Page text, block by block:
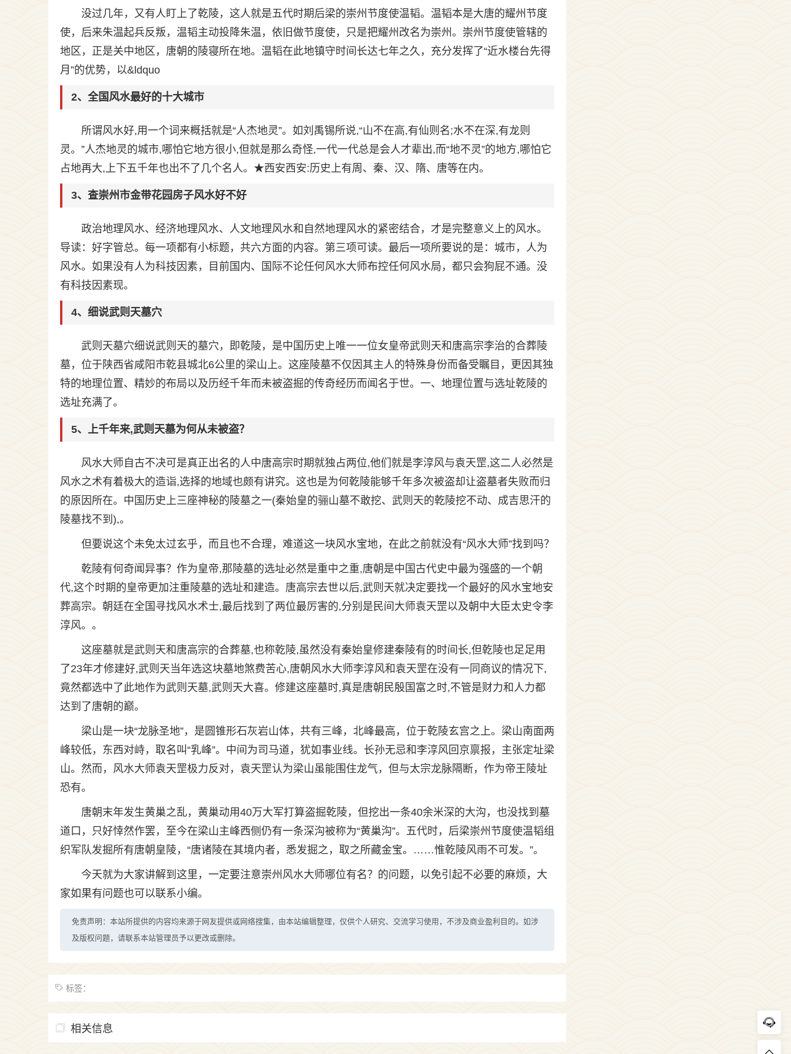
没过几年，又有人盯上了乾陵，这人就是五代时期后梁的崇州节度使温韬。温韬本是大唐的耀州节度
使，后来朱温起兵反叛，温韬主动投降朱温，依旧做节度使，只是把耀州改名为崇州。崇州节度使管辖的
地区，正是关中地区，唐朝的陵寝所在地。温韬在此地镇守时间长达七年之久，充分发挥了“近水楼台先得
月”的优势，以&ldquo
2、全国风水最好的十大城市
所谓风水好,用一个词来概括就是“人杰地灵”。如刘禹锡所说,“山不在高,有仙则名;水不在深,有龙则
灵。”人杰地灵的城市,哪怕它地方很小,但就是那么奇怪,一代一代总是会人才辈出,而“地不灵”的地方,哪怕它
占地再大,上下五千年也出不了几个名人。★西安西安:历史上有周、秦、汉、隋、唐等在内。
3、查崇州市金带花园房子风水好不好
政治地理风水、经济地理风水、人文地理风水和自然地理风水的紧密结合，才是完整意义上的风水。
导读：好字管总。每一项都有小标题，共六方面的内容。第三项可读。最后一项所要说的是：城市，人为
风水。如果没有人为科技因素，目前国内、国际不论任何风水大师布控任何风水局，都只会狗屁不通。没
有科技因素现。
4、细说武则天墓穴
武则天墓穴细说武则天的墓穴，即乾陵，是中国历史上唯一一位女皇帝武则天和唐高宗李治的合葬陵
墓，位于陕西省咸阳市乾县城北6公里的梁山上。这座陵墓不仅因其主人的特殊身份而备受瞩目，更因其独
特的地理位置、精妙的布局以及历经千年而未被盗掘的传奇经历而闻名于世。一、地理位置与选址乾陵的
选址充满了。
5、上千年来,武则天墓为何从未被盗？
风水大师自古不决可是真正出名的人中唐高宗时期就独占两位,他们就是李淳风与袁天罡,这二人必然是
风水之术有着极大的造诣,选择的地域也颇有讲究。这也是为何乾陵能够千年多次被盗却让盗墓者失败而归
的原因所在。中国历史上三座神秘的陵墓之一(秦始皇的骊山墓不敢挖、武则天的乾陵挖不动、成吉思汗的
陵墓找不到),。
但要说这个未免太过玄乎，而且也不合理，难道这一块风水宝地，在此之前就没有“风水大师”找到吗？
乾陵有何奇闻异事？作为皇帝,那陵墓的选址必然是重中之重,唐朝是中国古代史中最为强盛的一个朝
代,这个时期的皇帝更加注重陵墓的选址和建造。唐高宗去世以后,武则天就决定要找一个最好的风水宝地安
葬高宗。朝廷在全国寻找风水术士,最后找到了两位最厉害的,分别是民间大师袁天罡以及朝中大臣太史令李
淳风。。
这座墓就是武则天和唐高宗的合葬墓,也称乾陵,虽然没有秦始皇修建秦陵有的时间长,但乾陵也足足用
了23年才修建好,武则天当年选这块墓地煞费苦心,唐朝风水大师李淳风和袁天罡在没有一同商议的情况下,
竟然都选中了此地作为武则天墓,武则天大喜。修建这座墓时,真是唐朝民殷国富之时,不管是财力和人力都
达到了唐朝的巅。
梁山是一块“龙脉圣地”，是圆锥形石灰岩山体，共有三峰，北峰最高，位于乾陵玄宫之上。梁山南面两
峰较低，东西对峙，取名叫“乳峰”。中间为司马道，犹如事业线。长孙无忌和李淳风回京禀报，主张定址梁
山。然而，风水大师袁天罡极力反对，袁天罡认为梁山虽能围住龙气，但与太宗龙脉隔断，作为帝王陵址
恐有。
唐朝末年发生黄巢之乱，黄巢动用40万大军打算盗掘乾陵，但挖出一条40余米深的大沟，也没找到墓
道口，只好悻然作罢，至今在梁山主峰西侧仍有一条深沟被称为“黄巢沟”。五代时，后梁崇州节度使温韬组
织军队发掘所有唐朝皇陵，“唐诸陵在其境内者，悉发掘之，取之所藏金宝。……惟乾陵风雨不可发。”。
今天就为大家讲解到这里，一定要注意崇州风水大师哪位有名？的问题，以免引起不必要的麻烦，大
家如果有问题也可以联系小编。
免责声明：本站所提供的内容均来源于网友提供或网络搜集，由本站编辑整理，仅供个人研究、交流学习使用，不涉及商业盈利目的。如涉
及版权问题，请联系本站管理员予以更改或删除。
标签：
相关信息